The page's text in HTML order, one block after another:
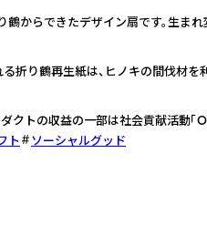
り鶴からできたデザイン扇です。生
折り鶴再生紙は、ヒノキの間伐材
トの収益の一部は社会貢献活動「
ト
ソーシャルグッド